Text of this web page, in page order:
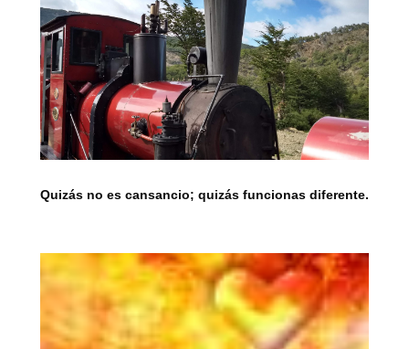
Quizás no es cansancio; quizás funcionas diferente.